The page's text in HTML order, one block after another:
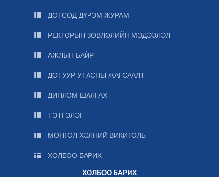
ДОТООД ДҮРЭМ ЖУРАМ
РЕКТОРЫН ЗӨВЛӨЛИЙН МЭДЭЭЛЭЛ
АЖЛЫН БАЙР
ДОТУУР УТАСНЫ ЖАГСААЛТ
ДИПЛОМ ШАЛГАХ
ТЭТГЭЛЭГ
МОНГОЛ ХЭЛНИЙ ВИКИТОЛЬ
ХОЛБОО БАРИХ
ХОЛБОО БАРИХ